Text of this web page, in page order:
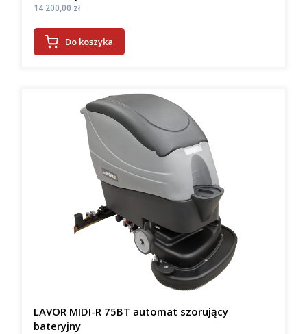
Cena
14 200,00 zł
Do koszyka
LAVOR MIDI-R 75BT automat szorujący
bateryjny